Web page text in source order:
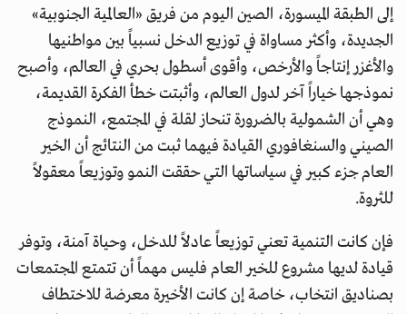
إلى الطبقة الميسورة، الصين اليوم من فريق «العالمية الجنوبية»
الجديدة، وأكثر مساواة في توزيع الدخل نسبياً بين مواطنيها
والأغزر إنتاجاً والأرخص، وأقوى أسطول بحري في العالم، وأصبح
نموذجها خياراً آخر لدول العالم، وأثبتت خطأ الفكرة القديمة،
وهي أن الشمولية بالضرورة تنحاز لقلة في المجتمع، النموذج
الصيني والسنغافوري القيادة فيهما ثبت من النتائج أن الخير
العام جزء كبير في سياساتها التي حققت النمو وتوزيعاً معقولاً
للثروة.
فإن كانت التنمية تعني توزيعاً عادلاً للدخل، وحياة آمنة، وتوفر
قيادة لديها مشروع للخير العام فليس مهماً أن تتمتع المجتمعات
بصناديق انتخاب، خاصة إن كانت الأخيرة معرضة للاختطاف